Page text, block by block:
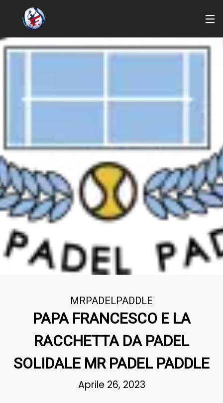
MRPADELPADDLE
PAPA FRANCESCO E LA
RACCHETTA DA PADEL
SOLIDALE MR PADEL PADDLE
Aprile 26, 2023